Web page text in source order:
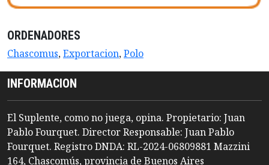
ORDENADORES
Chascomus,Exportacion,Polo
INFORMACION
El Suplente, como no juega, opina. Propietario: Juan
Pablo Fourquet. Director Responsable: Juan Pablo
Fourquet. Registro DNDA: RL-2024-06809881 Mazzini
164, Chascomús, provincia de Buenos Aires